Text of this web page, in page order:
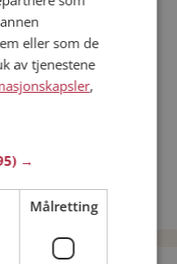
eller som de
av tjenestene
,
→
Målretting